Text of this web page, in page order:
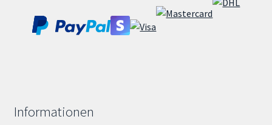
Informationen